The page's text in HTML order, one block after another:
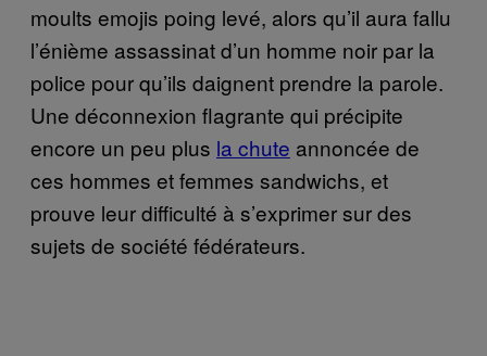
moults emojis poing levé, alors qu’il aura fallu
l’énième assassinat d’un homme noir par la
police pour qu’ils daignent prendre la parole.
Une déconnexion flagrante qui précipite
encore un peu plus la chute annoncée de
ces hommes et femmes sandwichs, et
prouve leur difficulté à s’exprimer sur des
sujets de société fédérateurs.